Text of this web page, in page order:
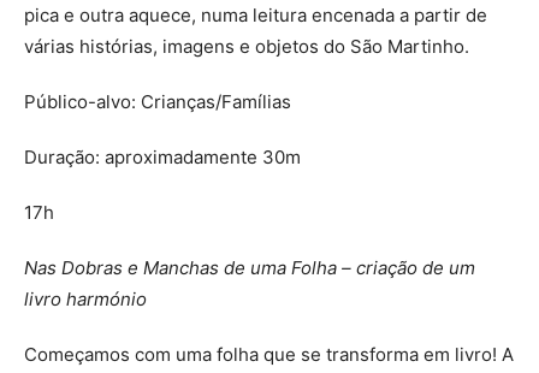
pica e outra aquece, numa leitura encenada a partir de
várias histórias, imagens e objetos do São Martinho.
Público-alvo: Crianças/Famílias
Duração: aproximadamente 30m
17h
Nas Dobras e Manchas de uma Folha – criação de um
livro harmónio
Começamos com uma folha que se transforma em livro! A